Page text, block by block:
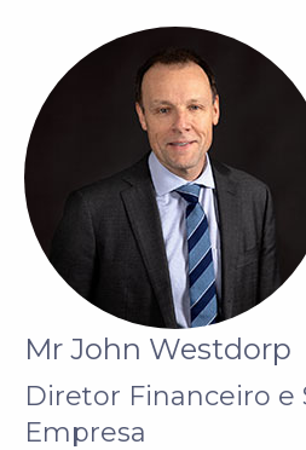
Mr John Westdorp
Diretor Financeiro e
Empresa